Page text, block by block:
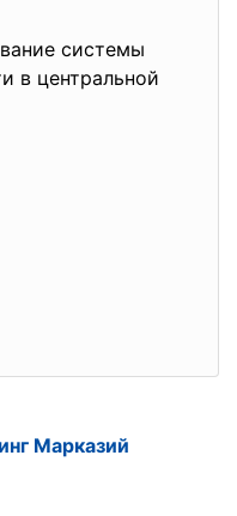
системы
в центральной
Марказий